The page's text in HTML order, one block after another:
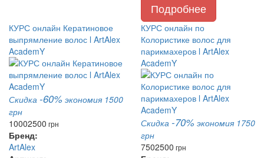
Подробнее
КУРС онлайн Кератиновое
выпрямление волос l ArtAlex
AcademY
Скидка -60% экономия 1500
грн
10002500 грн
Бренд:
ArtAlex
КУРС онлайн по
Колористике волос для
парикмахеров l ArtAlex
AcademY
Скидка -70% экономия 1750
грн
7502500 грн